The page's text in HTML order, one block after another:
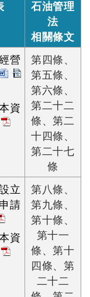
石油管理
法
相關條文
營
資
第四條、
第五條、
第六條、
第二十二
條、第二
十四條、
第二十七
條
立
請
資
第八條、
第九條、
第十條、
第十一
條、第十
四條、第
二十二